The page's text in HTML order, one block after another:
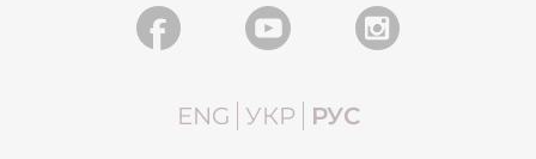
ENG УКР РУС